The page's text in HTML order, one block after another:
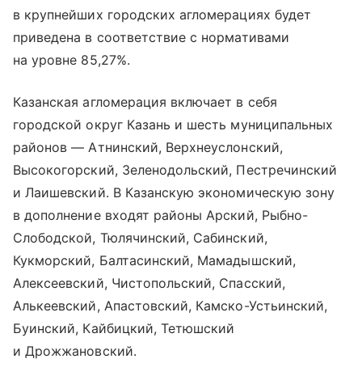
в крупнейших городских агломерациях будет
приведена в соответствие с нормативами
на уровне 85,27%.
Казанская агломерация включает в себя
городской округ Казань и шесть муниципальных
районов — Атнинский, Верхнеуслонский,
Высокогорский, Зеленодольский, Пестречинский
и Лаишевский. В Казанскую экономическую зону
в дополнение входят районы Арский, Рыбно-
Слободской, Тюлячинский, Сабинский,
Кукморский, Балтасинский, Мамадышский,
Алексеевский, Чистопольский, Спасский,
Алькеевский, Апастовский, Камско-Устьинский,
Буинский, Кайбицкий, Тетюшский
и Дрожжановский.